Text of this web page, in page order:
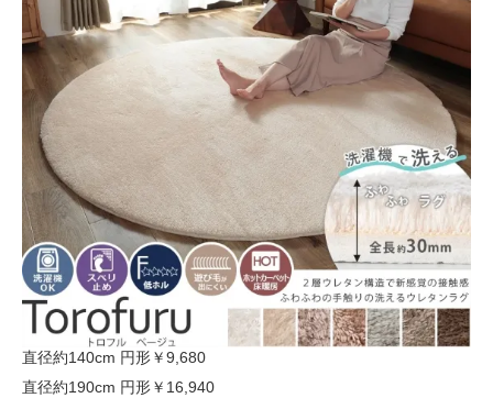
直径約140cm 円形￥9,680
直径約190cm 円形￥16,940